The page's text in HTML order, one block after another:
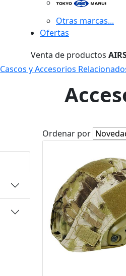
Otras marcas...
Ofertas
Venta de productos
Cascos y Accesorios
Ordenar por